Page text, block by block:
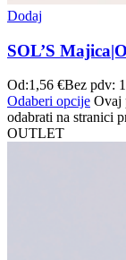
Dodaj
SOL’S
Od:1,56 €Bez pdv:
Odaberi opcije Ovaj
odabrati na stranici
OUTLET